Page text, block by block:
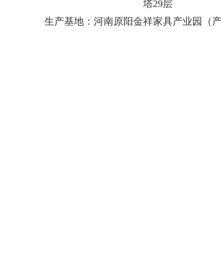
塔29层
生产基地：河南原阳金祥家具产业园（